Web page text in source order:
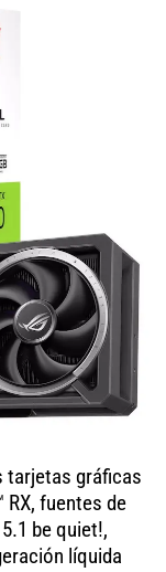
tarjetas gráficas
RX, fuentes de
be quiet!,
líquida